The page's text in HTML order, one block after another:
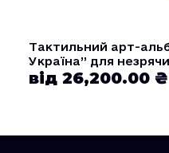
Тактильний арт-
Україна” для
від 26,200.00 ₴